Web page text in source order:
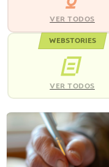
VER TODOS
WEBSTORIES
VER TODOS